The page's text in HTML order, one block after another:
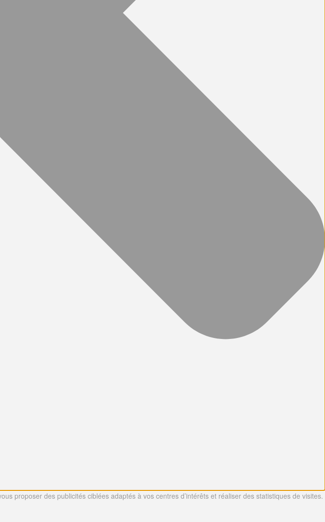
proposer des publicités ciblées adaptés à vos centres d’intérêts et réaliser des statistiques de visites.